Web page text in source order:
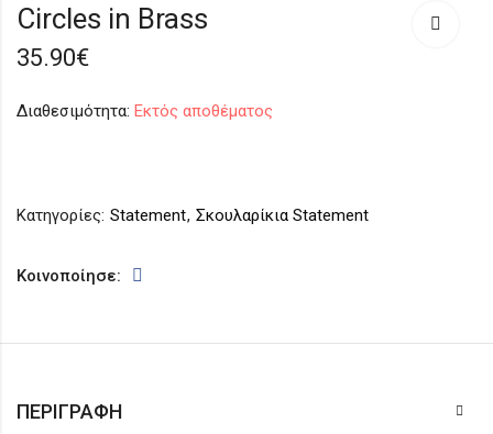
Collection...Black
Circles in Brass
35.90€
Διαθεσιμότητα: Εκτός αποθέματος
Κατηγορίες: Statement, Σκουλαρίκια Statement
Κοινοποίησε:
ΠΕΡΙΓΡΑΦΉ